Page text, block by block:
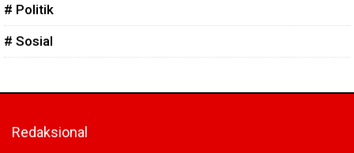
# Politik
# Sosial
Redaksional